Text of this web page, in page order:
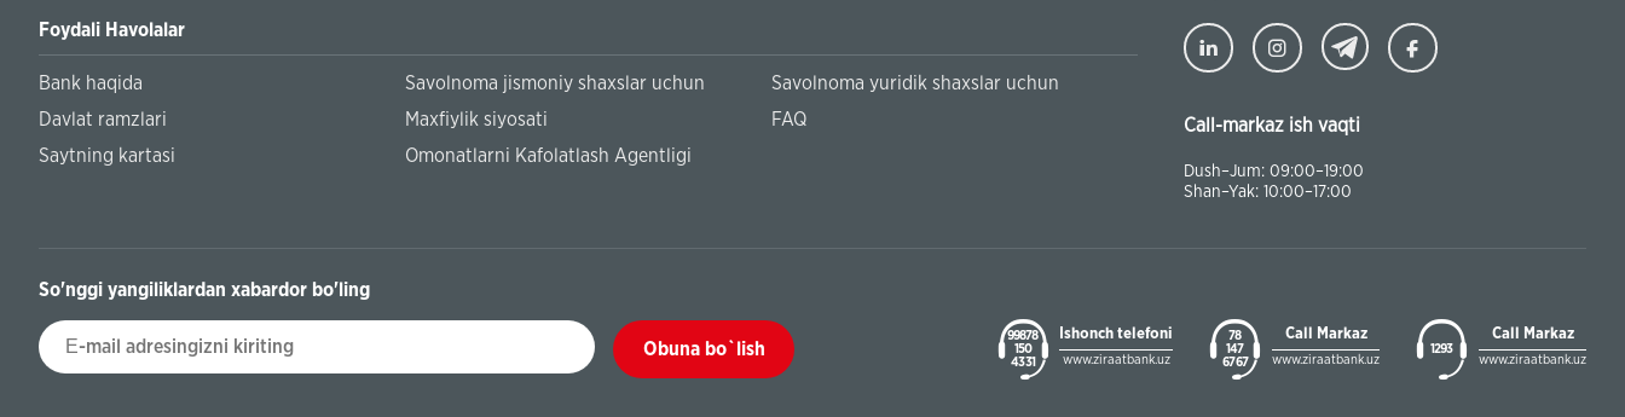
Foydali Havolalar
Bank haqida Savolnoma jismoniy shaxslar uchun
Savolnoma yuridik shaxslar uchun
Davlat ramzlari
Maxfiylik siyosati
FAQ
Saytning kartasi
Omonatlarni Kafolatlash Agentligi
Call-markaz ish vaqti
Dush–Jum: 09:00–19:00
Shan–Yak: 10:00–17:00
So'nggi yangiliklardan xabardor bo'ling
Obuna bo`lish
99878
150
43 31
Ishonch telefoni
www.ziraatbank.uz
78
147
67 67
Call Markaz
www.ziraatbank.uz
1293
Call Markaz
www.ziraatbank.uz